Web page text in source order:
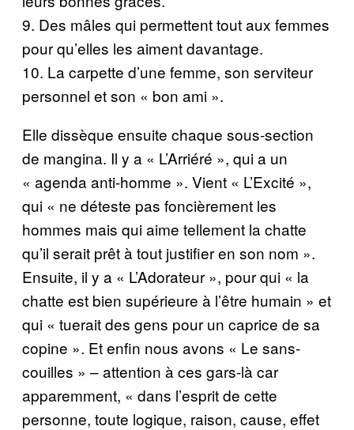
9. Des mâles qui permettent tout aux femmes
pour qu’elles les aiment davantage.
10. La carpette d’une femme, son serviteur
personnel et son « bon ami ».
Elle dissèque ensuite chaque sous-section
de mangina. Il y a « L’Arriéré », qui a un
« agenda anti-homme ». Vient « L’Excité »,
qui « ne déteste pas foncièrement les
hommes mais qui aime tellement la chatte
qu’il serait prêt à tout justifier en son nom ».
Ensuite, il y a « L’Adorateur », pour qui « la
chatte est bien supérieure à l’être humain » et
qui « tuerait des gens pour un caprice de sa
copine ». Et enfin nous avons « Le sans-
couilles » – attention à ces gars-là car
apparemment, « dans l’esprit de cette
personne, toute logique, raison, cause, effet